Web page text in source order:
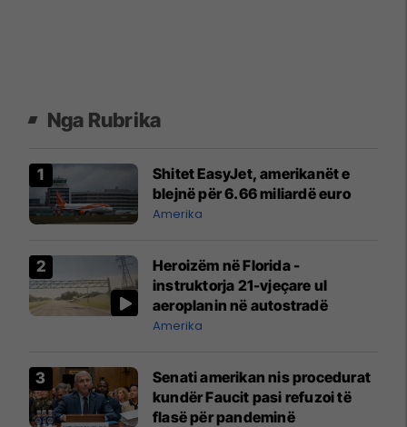
Nga Rubrika
Shitet EasyJet, amerikanët e
blejnë për 6.66 miliardë euro
Amerika
Heroizëm në Florida -
instruktorja 21-vjeçare ul
aeroplanin në autostradë
Amerika
Senati amerikan nis procedurat
kundër Faucit pasi refuzoi të
flasë për pandeminë